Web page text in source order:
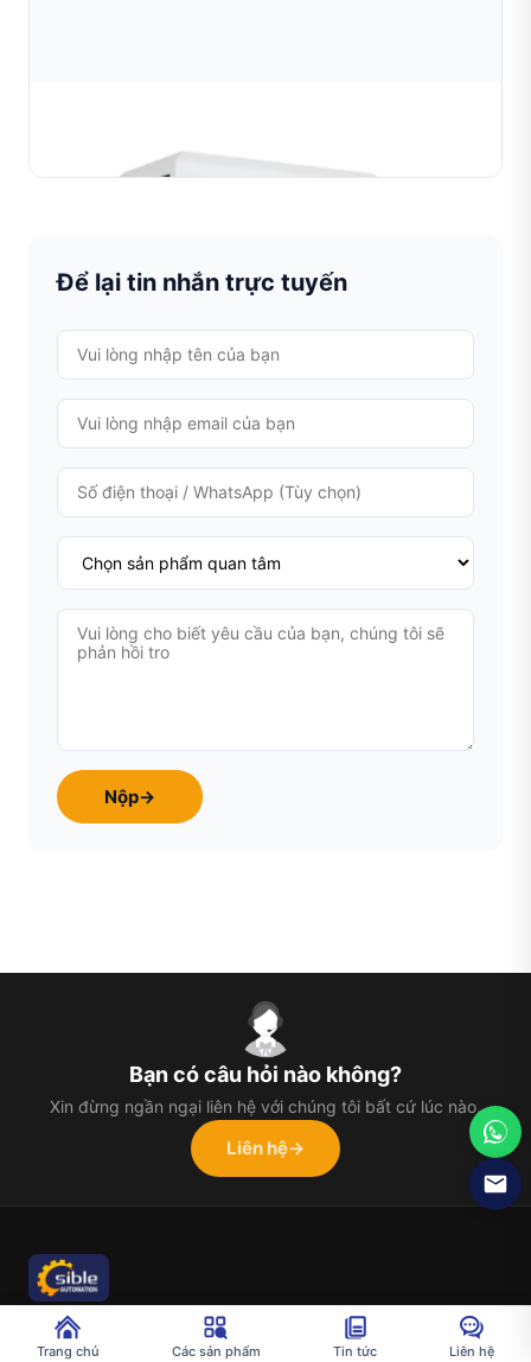
Để lại tin nhắn trực tuyến
Nộp→
Bạn có câu hỏi nào không?
Xin đừng ngần ngại liên hệ với chúng tôi bất cứ lúc nào.
Liên hệ→
Chúng tôi là nhà cung cấp giải pháp chế tác trang sức cao
Trang chủ Các sản phẩm Tin tức Liên hệ